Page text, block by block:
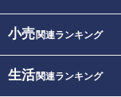
小売関連ランキング
生活関連ランキング